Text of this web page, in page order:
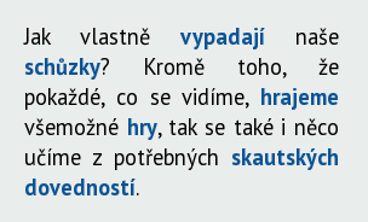
Jak vlastně vypadají
naše
schůzky? Kromě toho, že
pokaždé, co se vidíme, hrajeme
všemožné hry, tak se také i něco
učíme z potřebných skautských
dovedností.